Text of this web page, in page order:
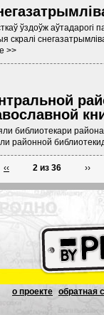
ўздоўж аўтадарогі
скралі
>>
библиотекари
районной
‹‹ 2 из 36 ››
о проекте обратная